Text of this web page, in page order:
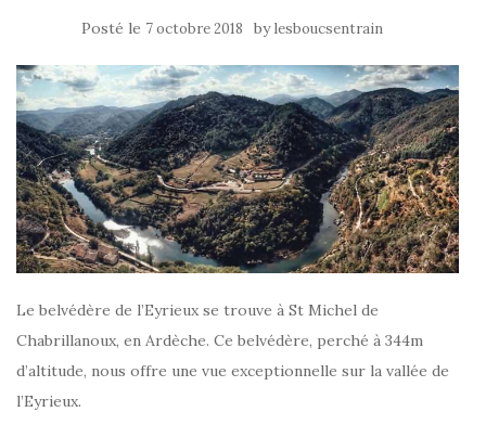
Posté le 7 octobre 2018 bylesboucsentrain
Le belvédère de l’Eyrieux se trouve à St Michel de
Chabrillanoux, en Ardèche. Ce belvédère, perché à 344m
d’altitude, nous offre une vue exceptionnelle sur la vallée de
l’Eyrieux.